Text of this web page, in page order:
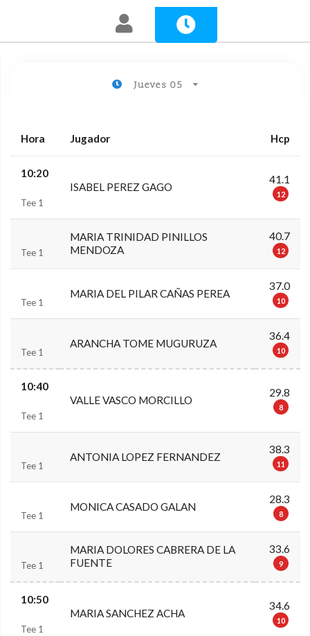
Jueves 05
Hora Jugador Hcp
10:20
Tee 1
ISABEL PEREZ GAGO
41.1
12
Tee 1
MARIA TRINIDAD PINILLOS
MENDOZA
40.7
12
Tee 1
MARIA DEL PILAR CAÑAS PEREA
37.0
10
Tee 1
ARANCHA TOME MUGURUZA
36.4
10
10:40
Tee 1
VALLE VASCO MORCILLO
29.8
8
Tee 1
ANTONIA LOPEZ FERNANDEZ
38.3
11
Tee 1
MONICA CASADO GALAN
28.3
8
Tee 1
MARIA DOLORES CABRERA DE LA
FUENTE
33.6
9
10:50
Tee 1
MARIA SANCHEZ ACHA
34.6
10